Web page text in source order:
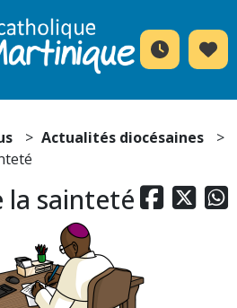
Actualités diocésaines
  
la sainteté